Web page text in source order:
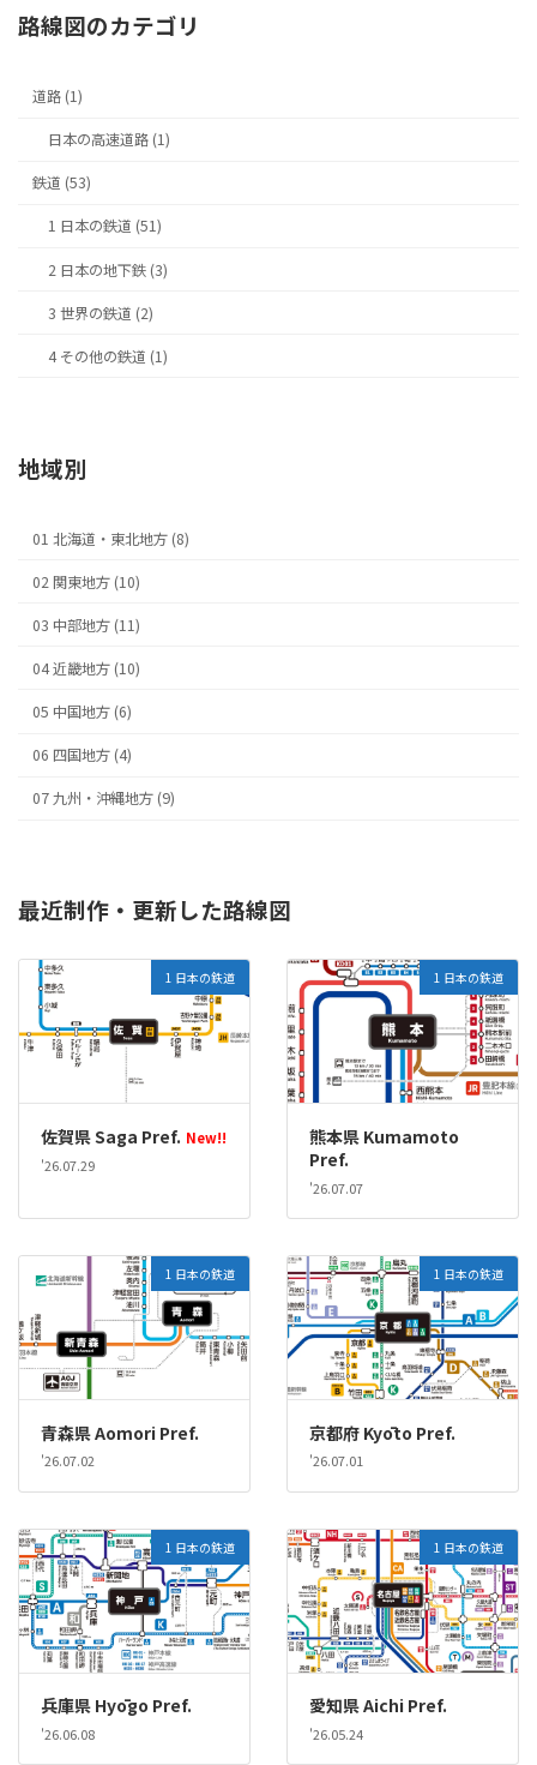
路線図のカテゴリ
道路 (1)
日本の高速道路 (1)
鉄道 (53)
1 日本の鉄道 (51)
2 日本の地下鉄 (3)
3 世界の鉄道 (2)
4 その他の鉄道 (1)
地域別
01 北海道・東北地方 (8)
02 関東地方 (10)
03 中部地方 (11)
04 近畿地方 (10)
05 中国地方 (6)
06 四国地方 (4)
07 九州・沖縄地方 (9)
最近制作・更新した路線図
1 日本の鉄道
佐賀県 Saga Pref. New!!
'26.07.29
1 日本の鉄道
熊本県 Kumamoto
Pref.
'26.07.07
1 日本の鉄道
青森県 Aomori Pref.
'26.07.02
1 日本の鉄道
京都府 Kyōto Pref.
'26.07.01
1 日本の鉄道
兵庫県 Hyōgo Pref.
'26.06.08
1 日本の鉄道
愛知県 Aichi Pref.
'26.05.24